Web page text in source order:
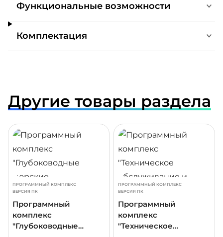
Функциональные возможности
Комплектация
Другие товары раздела
ПРОГРАММНЫЙ КОМПЛЕКС
ВЕРСИЯ ПК
Программный
комплекс
"Глубоководные
ПРОГРАММНЫЙ КОМПЛЕКС
ВЕРСИЯ ПК
Программный
комплекс
"Техническое
ПОДРОБНЕЕ